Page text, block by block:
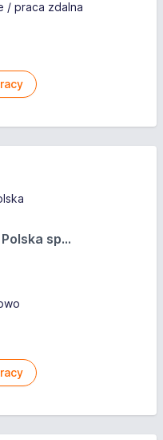
/ praca zdalna
sp...